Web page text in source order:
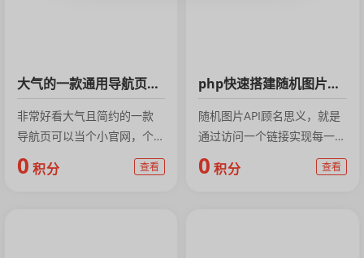
大气的一款通用导航页HTML源码
非常好看大气且简约的一款
导航页可以当个小官网，个人
导航，或者个人主页都可以纯
html+...
0 积分 查看
php快速搭建随机图片api接口
随机图片API顾名思义，就是
通过访问一个链接实现每一次
访问获得随机的一张图片，如
常见的就有...
0 积分 查看